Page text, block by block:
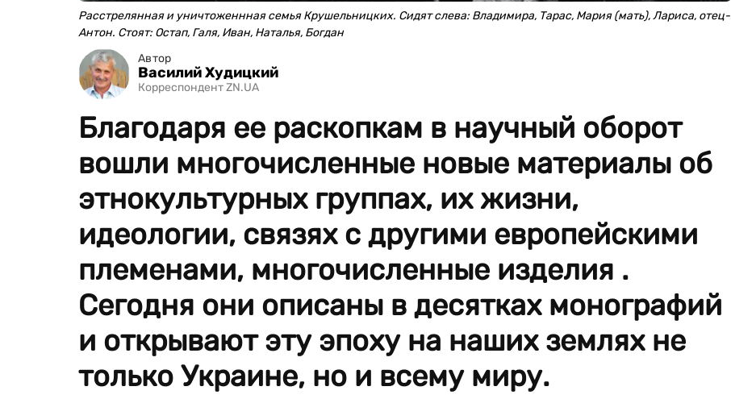
Расстрелянная и уничтоженнная семья Крушельницких. Сидят слева: Владимира, Тарас, Мария (мать), Лариса, отец-
Антон. Стоят: Остап, Галя, Иван, Наталья, Богдан
Автор
Василий Худицкий
Корреспондент ZN.UA
Благодаря ее раскопкам в научный оборот
вошли многочисленные новые материалы об
этнокультурных группах, их жизни,
идеологии, связях с другими европейскими
племенами, многочисленные изделия .
Сегодня они описаны в десятках монографий
и открывают эту эпоху на наших землях не
только Украине, но и всему миру.